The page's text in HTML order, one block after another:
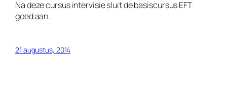
Na deze cursus intervisie sluit de basiscursus EFT
goed aan.
21 augustus, 2014